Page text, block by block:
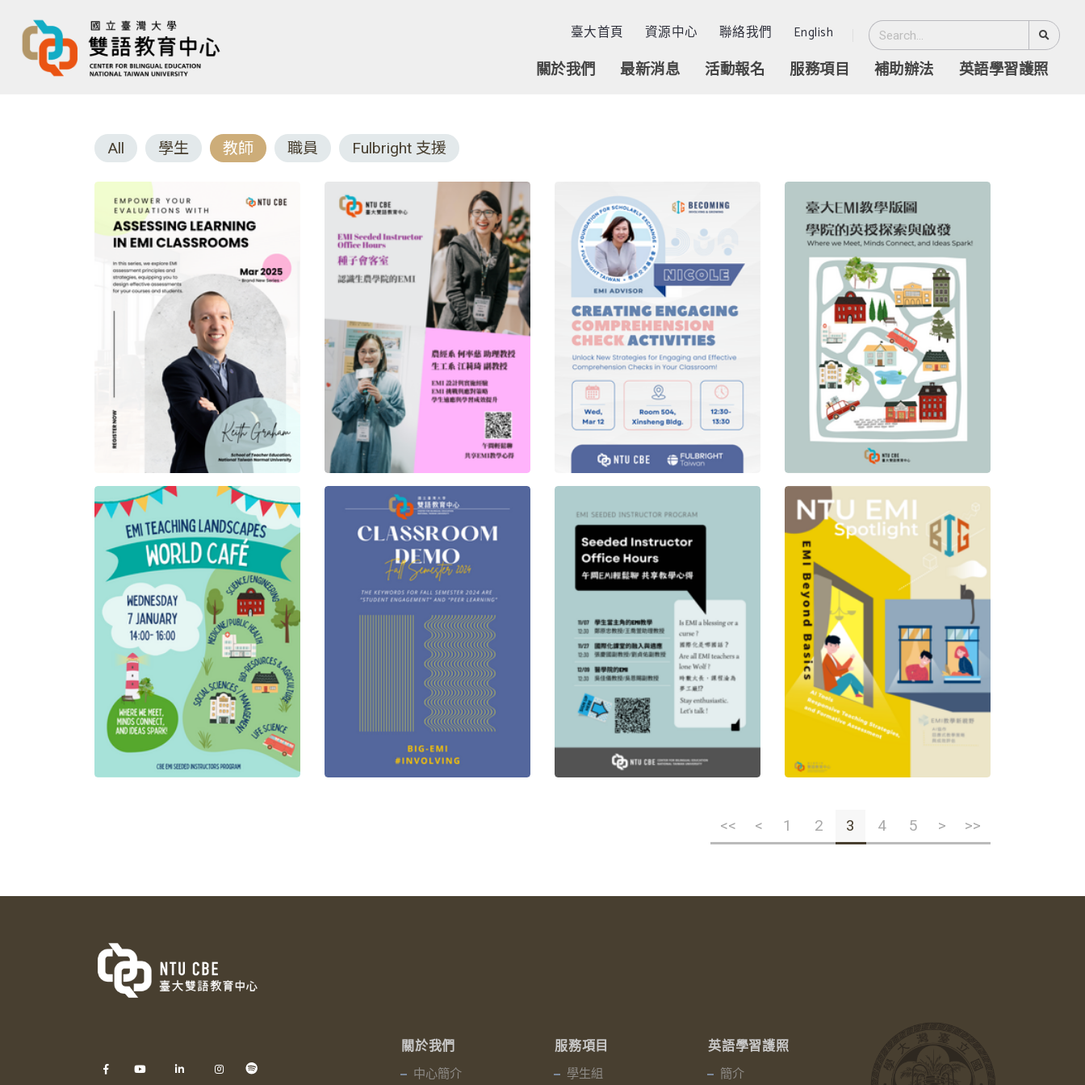
臺大首頁 資源中心 聯絡我們 English
關於我們 最新消息 活動報名 服務項目 補助辦法 英語學習護照
All 學生 教師 職員 Fulbright 支援
<< < 1 2 3 4 5 > >>
關於我們
中心簡介
服務項目
學生組
英語學習護照
簡介